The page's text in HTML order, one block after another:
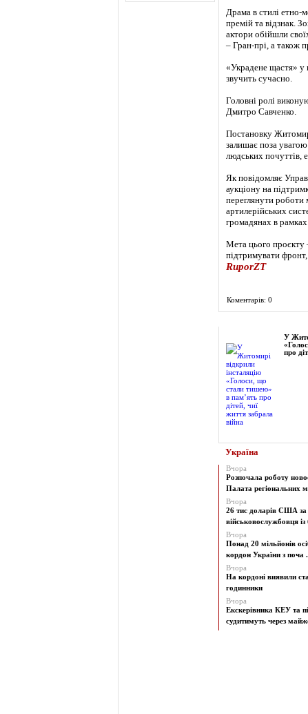
Драма в стилі етно-
премій та відзнак.
актори обійшли
– Гран-прі, а також
«Украдене щастя» у
звучить сучасно.
Головні ролі
Дмитро Савченко.
Постановку
залишає поза
людських почуттів,
Як повідомляє
аукціону на
переглянути роботи
артилерійських
громадянах в
Мета цього проєкту
підтримувати
RuporZT
Коментарів: 0
У
про
Україна
Вчора
Розпочала роботу
Палата регіональних
Вчора
26 тис доларів США за
військовослужбовця із
Вчора
Понад 20 мільйонів
кордон України з поча
Вчора
На кордоні виявили
годинники
Вчора
Екскерівника КЕУ та
судитимуть через